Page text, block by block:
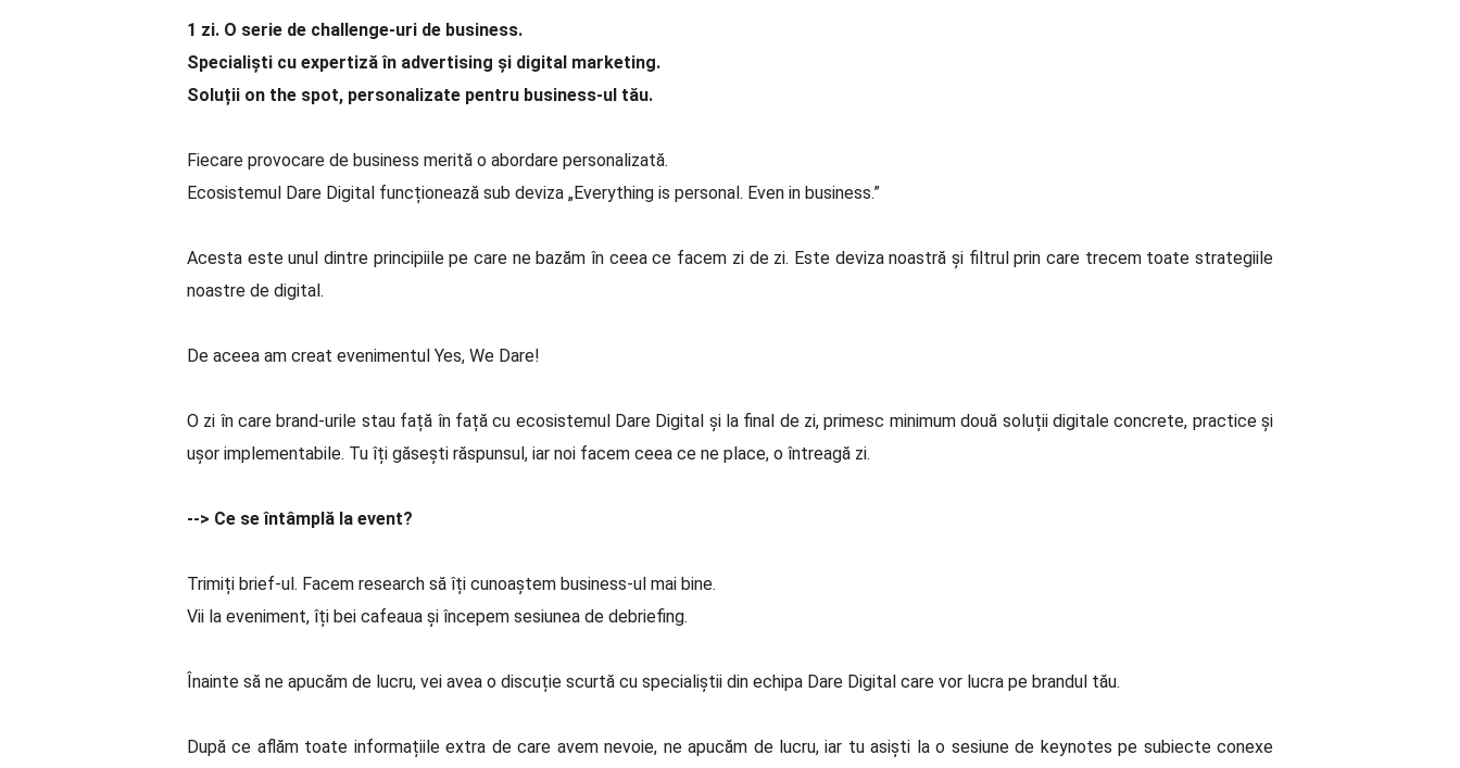
1 zi. O serie de challenge-uri de business.
Specialiști cu expertiză în advertising și digital marketing.
Soluții on the spot, personalizate pentru business-ul tău.
Fiecare provocare de business merită o abordare personalizată.
Ecosistemul Dare Digital funcționează sub deviza „Everything is personal. Even in business.”
Acesta este unul dintre principiile pe care ne bazăm în ceea ce facem zi de zi. Este deviza noastră și filtrul prin care trecem toate strategiile
noastre de digital.
De aceea am creat evenimentul Yes, We Dare!
O zi în care brand-urile stau față în față cu ecosistemul Dare Digital și la final de zi, primesc minimum două soluții digitale concrete, practice și
ușor implementabile. Tu îți găsești răspunsul, iar noi facem ceea ce ne place, o întreagă zi.
--> Ce se întâmplă la event?
Trimiți brief-ul. Facem research să îți cunoaștem business-ul mai bine.
Vii la eveniment, îți bei cafeaua și începem sesiunea de debriefing.
Înainte să ne apucăm de lucru, vei avea o discuție scurtă cu specialiștii din echipa Dare Digital care vor lucra pe brandul tău.
După ce aflăm toate informațiile extra de care avem nevoie, ne apucăm de lucru, iar tu asiști la o sesiune de keynotes pe subiecte conexe